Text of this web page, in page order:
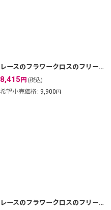
レースのフラワークロスのフリーサイズリング｜銀線細工の大きなワンポイントの指輪【金属アレルギーの方に配慮したニッケルフリー加工】
8,415 円 (税込)
希望小売価格 : 9,900円
レースのフラワークロスのフリーサイズリング｜銀線細工の大きなワンポイント【silver925】